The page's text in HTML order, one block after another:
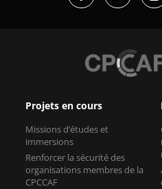
Projets en cours
Missions d’études et
immersions
Renforcer la sécurité des
organisations membres de la
CPCCAF